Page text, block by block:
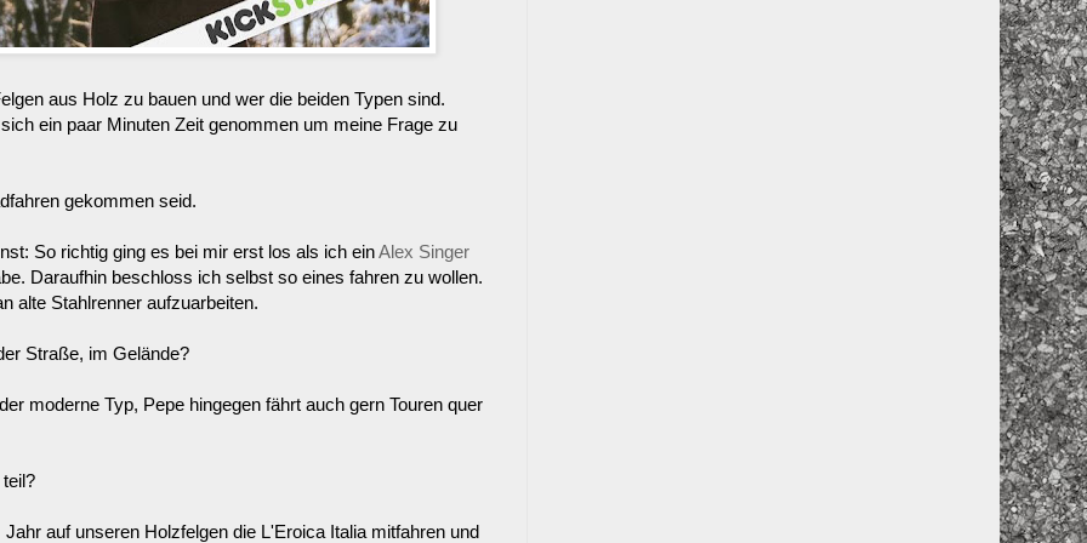
aus Holz zu bauen und wer die beiden Typen sind.
ein paar Minuten Zeit genommen um meine Frage zu
gekommen seid.
So richtig ging es bei mir erst los als ich einAlex Singer
Daraufhin beschloss ich selbst so eines fahren zu wollen.
alte Stahlrenner aufzuarbeiten.
Straße, im Gelände?
moderne Typ, Pepe hingegen fährt auch gern Touren quer
auf unseren Holzfelgen die L'Eroica Italia mitfahren und